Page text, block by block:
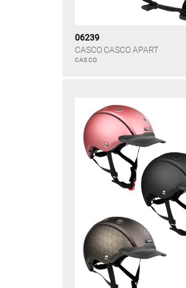
06239
CASCO CASCO APART
CAS CO